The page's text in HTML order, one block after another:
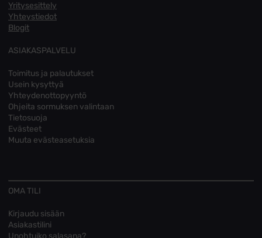
Yritysesittely
Yhteystiedot
Blogit
ASIAKASPALVELU
Toimitus ja palautukset
Usein kysyttyä
Yhteydenottopyyntö
Ohjeita sormuksen valintaan
Tietosuoja
Evästeet
Muuta evästeasetuksia
OMA TILI
Kirjaudu sisään
Asiakastilini